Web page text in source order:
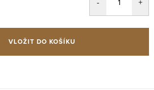
VLOŽIT DO KOŠÍKU